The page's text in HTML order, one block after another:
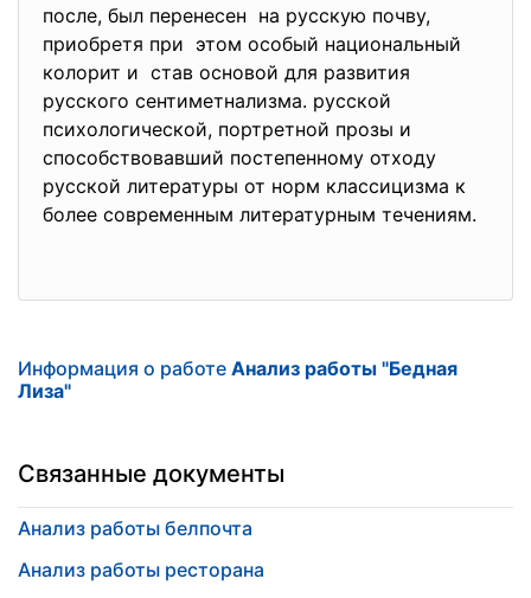
после, был перенесен на русскую почву,
приобретя при этом особый национальный
колорит и став основой для развития
русского сентиметнализма. русской
психологической, портретной прозы и
способствовавший постепенному отходу
русской литературы от норм классицизма к
более современным литературным течениям.
Информация о работе Анализ работы "Бедная
Лиза"
Связанные документы
Анализ работы белпочта
Анализ работы ресторана